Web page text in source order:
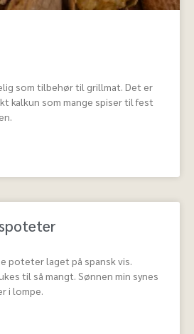
som tilbehør til grillmat. Det er
kalkun som mange spiser til fest
poteter laget på spansk vis.
til så mangt. Sønnen min synes
i lompe.